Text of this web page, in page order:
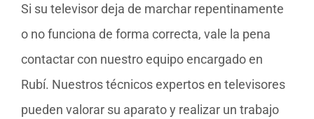
Si su televisor deja de marchar repentinamente
o no funciona de forma correcta, vale la pena
contactar con nuestro equipo encargado en
Rubí. Nuestros técnicos expertos en televisores
pueden valorar su aparato y realizar un trabajo